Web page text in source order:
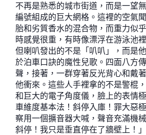
不再是熟悉的城市街道，而是一望
編號組成的巨大網格。這裡的空氣
胎和劣質香水的混合物，而重力似
時感覺很重，有時像漂浮在游泳池
但喇叭發出的不是「叭叭」，而是
於泊車口訣的魔性兒歌。四面八方
聲，接著，一群穿著反光背心和戴
他衝來。這些人手裡拿的不是警棍
和巨大的電子角度儀，臉上的表情
車維度基本法！斜停入庫！罪大惡
察用一個擴音器大喊，聲音充滿機
斜停！我只是垂直停在了牆壁上！